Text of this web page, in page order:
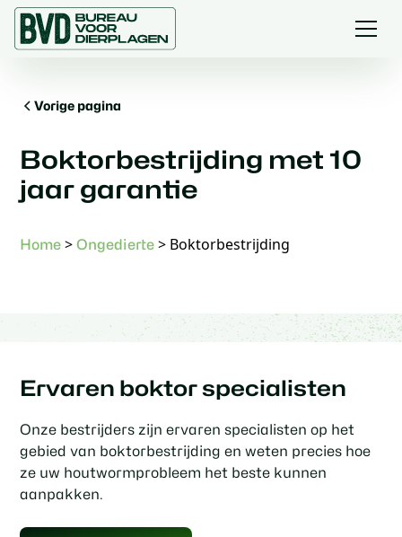
Vorige pagina
Boktorbestrijding met 10
jaar garantie
Home >Ongedierte > Boktorbestrijding
Ervaren boktor specialisten
Onze bestrijders zijn ervaren specialisten op het
gebied van boktorbestrijding en weten precies hoe
ze uw houtwormprobleem het beste kunnen
aanpakken.